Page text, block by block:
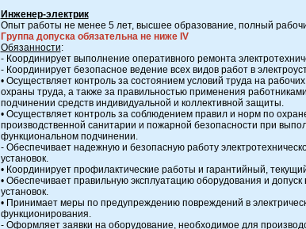
Инженер-электрик
Опыт работы не менее 5 лет, высшее образование, полный
Группа допуска обязательна не ниже IV
Обязанности:
- Координирует выполнение оперативного ремонта
- Координирует безопасное ведение всех видов работ в
• Осуществляет контроль за состоянием условий труда на
охраны труда, а также за правильностью применения
подчинении средств индивидуальной и коллективной защиты.
• Осуществляет контроль за соблюдением правил и норм по
производственной санитарии и пожарной безопасности при
функциональном подчинении.
- Обеспечивает надежную и безопасную работу
установок.
• Координирует профилактические работы и гарантийный,
• Обеспечивает правильную эксплуатацию оборудования и
установок.
• Принимает меры по предупреждению повреждений в
функционирования.
- Оформляет заявки на оборудование, необходимое для